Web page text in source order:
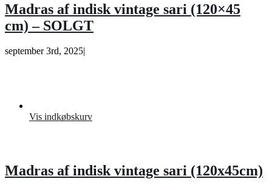
Madras af indisk vintage sari (120×45
cm) – SOLGT
september 3rd, 2025|
Vis indkøbskurv
Madras af indisk vintage sari (120x45cm)